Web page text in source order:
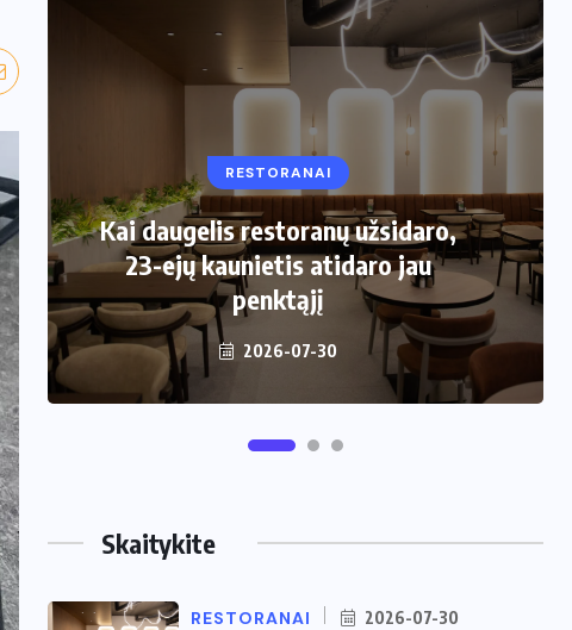
Kaip pasirinkti šiukšliadėžę mažai
virtuvei?
2026-06-25
Skaitykite
RESTORANAI 2026-07-30